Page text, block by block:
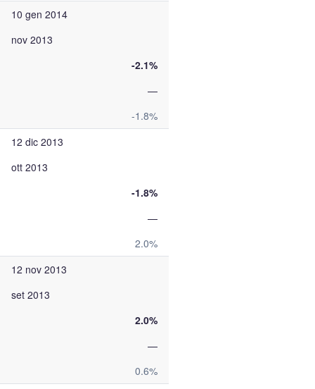
10 gen 2014
nov 2013
-2.1%
—
-1.8%
12 dic 2013
ott 2013
-1.8%
—
2.0%
12 nov 2013
set 2013
2.0%
—
0.6%